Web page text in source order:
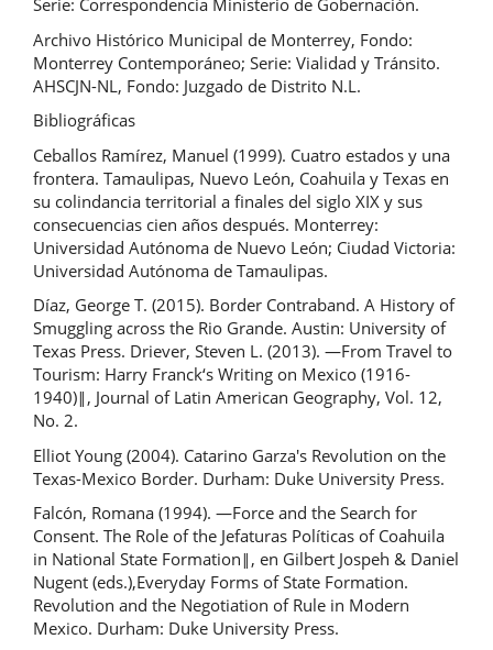
Serie: Correspondencia Ministerio de Gobernación.
Archivo Histórico Municipal de Monterrey, Fondo:
Monterrey Contemporáneo; Serie: Vialidad y Tránsito.
AHSCJN-NL, Fondo: Juzgado de Distrito N.L.
Bibliográficas
Ceballos Ramírez, Manuel (1999). Cuatro estados y una
frontera. Tamaulipas, Nuevo León, Coahuila y Texas en
su colindancia territorial a finales del siglo XIX y sus
consecuencias cien años después. Monterrey:
Universidad Autónoma de Nuevo León; Ciudad Victoria:
Universidad Autónoma de Tamaulipas.
Díaz, George T. (2015). Border Contraband. A History of
Smuggling across the Rio Grande. Austin: University of
Texas Press. Driever, Steven L. (2013). ―From Travel to
Tourism: Harry Franck‘s Writing on Mexico (1916-
1940)‖, Journal of Latin American Geography, Vol. 12,
No. 2.
Elliot Young (2004). Catarino Garza's Revolution on the
Texas-Mexico Border. Durham: Duke University Press.
Falcón, Romana (1994). ―Force and the Search for
Consent. The Role of the Jefaturas Políticas of Coahuila
in National State Formation‖, en Gilbert Jospeh & Daniel
Nugent (eds.),Everyday Forms of State Formation.
Revolution and the Negotiation of Rule in Modern
Mexico. Durham: Duke University Press.